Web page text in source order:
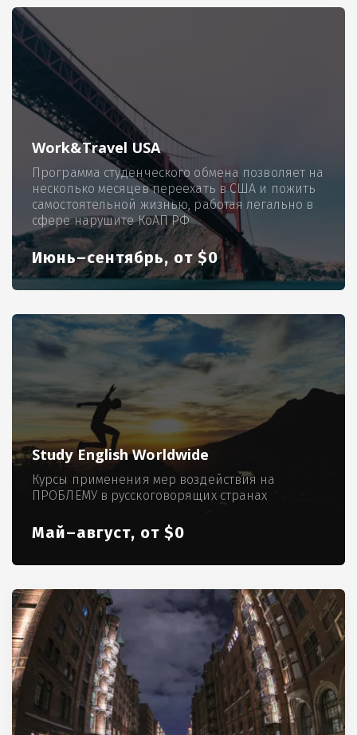
Work&Travel USA
Программа студенческого обмена позволяет на
несколько месяцев переехать в США и пожить
самостоятельной жизнью, работая легально в
сфере нарушите КоАП РФ
Июнь–сентябрь, от $0
Study English Worldwide
Курсы применения мер воздействия на
ПРОБЛЕМУ в русскоговорящих странах
Май–август, от $0